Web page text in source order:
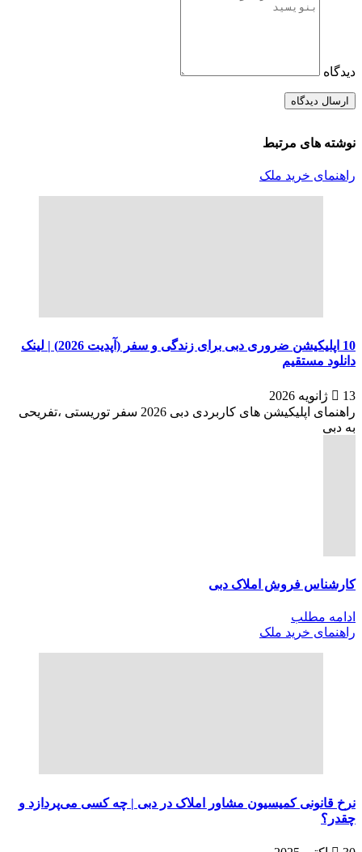
دیدگاه
نوشته های مرتبط
راهنمای خرید ملک
10 اپلیکیشن ضروری دبی برای زندگی و سفر (آپدیت 2026) | لینک
دانلود مستقیم
13 ژانویه 2026
راهنمای اپلیکیشن های کاربردی دبی 2026 سفر توریستی ،تفریحی
به دبی
کارشناس فروش املاک دبی
ادامه مطلب
راهنمای خرید ملک
نرخ قانونی کمیسیون مشاور املاک در دبی | چه کسی می‌پردازد و
چقدر؟